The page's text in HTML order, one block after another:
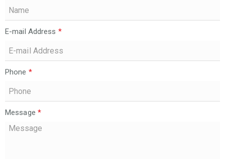
E-mail Address *
Phone *
Message *